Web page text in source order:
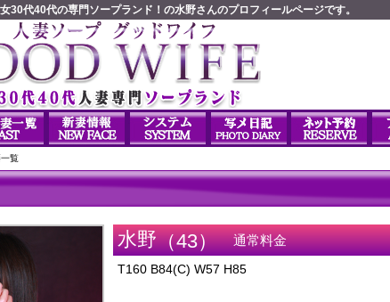
30代40代の専門ソープランド！の水野さんのプロフィールページです。
覧
水野（43） 通常料金
T160 B84(C) W57 H85